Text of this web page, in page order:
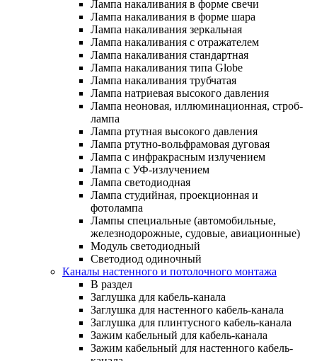
Лампа накаливания в форме свечи
Лампа накаливания в форме шара
Лампа накаливания зеркальная
Лампа накаливания с отражателем
Лампа накаливания стандартная
Лампа накаливания типа Globe
Лампа накаливания трубчатая
Лампа натриевая высокого давления
Лампа неоновая, иллюминационная, строб-
лампа
Лампа ртутная высокого давления
Лампа ртутно-вольфрамовая дуговая
Лампа с инфракрасным излучением
Лампа с УФ-излучением
Лампа светодиодная
Лампа студийная, проекционная и
фотолампа
Лампы специальные (автомобильные,
железнодорожные, судовые, авиационные)
Модуль светодиодный
Светодиод одиночный
Каналы настенного и потолочного монтажа
В раздел
Заглушка для кабель-канала
Заглушка для настенного кабель-канала
Заглушка для плинтусного кабель-канала
Зажим кабельный для кабель-канала
Зажим кабельный для настенного кабель-